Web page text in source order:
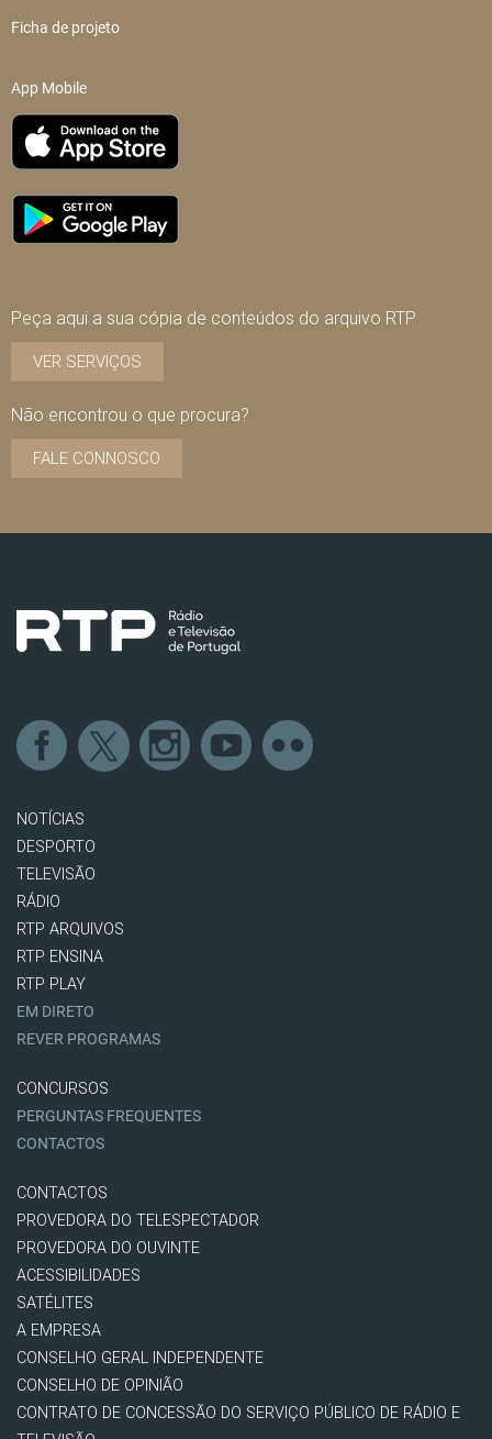
Ficha de projeto
App Mobile
Peça aqui a sua cópia de conteúdos do arquivo RTP
VER SERVIÇOS
Não encontrou o que procura?
FALE CONNOSCO
NOTÍCIAS
DESPORTO
TELEVISÃO
RÁDIO
RTP ARQUIVOS
RTP ENSINA
RTP PLAY
EM DIRETO
REVER PROGRAMAS
CONCURSOS
PERGUNTAS FREQUENTES
CONTACTOS
CONTACTOS
PROVEDORA DO TELESPECTADOR
PROVEDORA DO OUVINTE
ACESSIBILIDADES
SATÉLITES
A EMPRESA
CONSELHO GERAL INDEPENDENTE
CONSELHO DE OPINIÃO
CONTRATO DE CONCESSÃO DO SERVIÇO PÚBLICO DE RÁDIO E